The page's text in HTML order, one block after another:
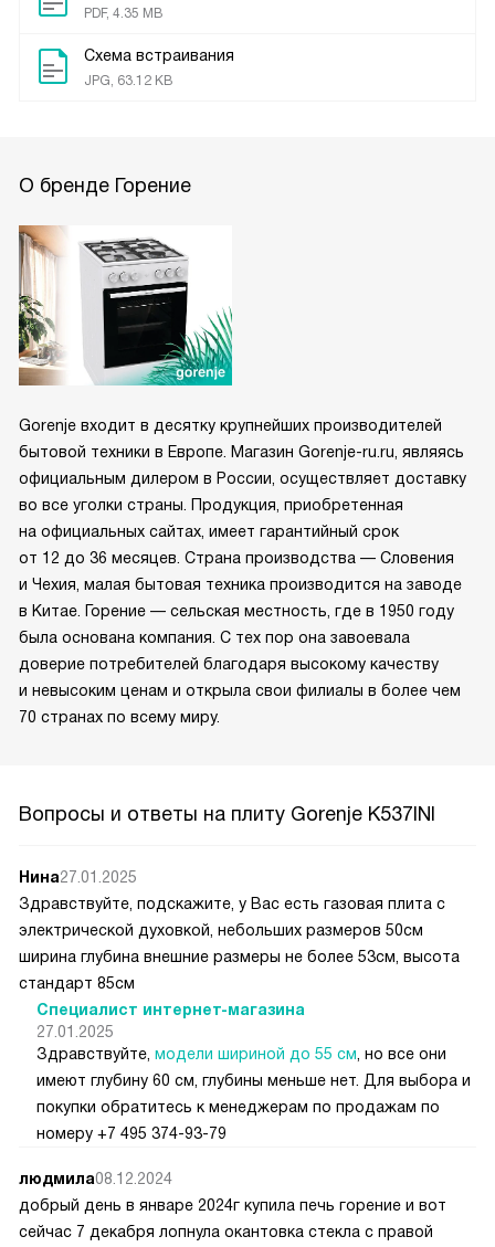
PDF, 4.35 MB
Схема встраивания
JPG, 63.12 KB
О бренде Горение
Gorenje входит в десятку крупнейших производителей
бытовой техники в Европе. Магазин Gorenje-ru.ru, являясь
официальным дилером в России, осуществляет доставку
во все уголки страны. Продукция, приобретенная
на официальных сайтах, имеет гарантийный срок
от 12 до 36 месяцев. Страна производства — Словения
и Чехия, малая бытовая техника производится на заводе
в Китае. Горение — сельская местность, где в 1950 году
была основана компания. С тех пор она завоевала
доверие потребителей благодаря высокому качеству
и невысоким ценам и открыла свои филиалы в более чем
70 странах по всему миру.
Вопросы и ответы на плиту Gorenje K537INI
Нина27.01.2025
Здравствуйте, подскажите, у Вас есть газовая плита с
электрической духовкой, небольших размеров 50см
ширина глубина внешние размеры не более 53см, высота
стандарт 85см
Специалист интернет-магазина
27.01.2025
Здравствуйте, модели шириной до 55 см , но все они
имеют глубину 60 см, глубины меньше нет. Для выбора и
покупки обратитесь к менеджерам по продажам по
номеру +7 495 374-93-79
людмила08.12.2024
добрый день в январе 2024г купила печь горение и вот
сейчас 7 декабря лопнула окантовка стекла с правой